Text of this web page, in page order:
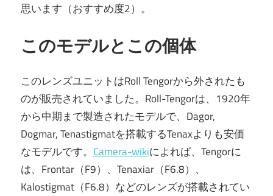
思います（おすすめ度2）。
このモデルとこの個体
このレンズユニットはRoll Tengorから外されたも
のが販売されていました。Roll-Tengorは、1920年
から中期まで製造されたモデルで、Dagor,
Dogmar, Tenastigmatを搭載するTenaxよりも安価
なモデルです。 Camera-wikiによれば、Tengorに
は、Frontar（F9）、Tenaxiar（F6.8）、
Kalostigmat（F6.8）などのレンズが搭載されてい